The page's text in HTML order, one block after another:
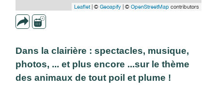
Leaflet| © Geoapify | © OpenStreetMap contributors
Dans la clairière : spectacles, musique,
photos, ... et plus encore ...sur le thème
des animaux de tout poil et plume !